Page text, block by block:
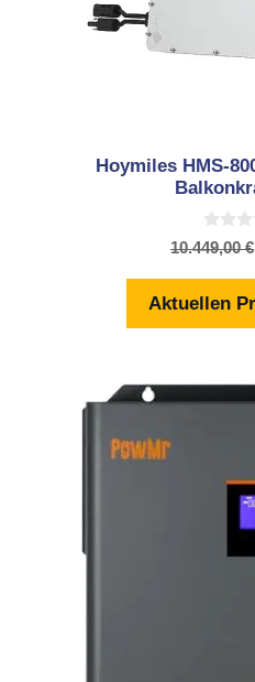
Hoymiles HMS-
0
v
5
10.449,00€
Aktuellen